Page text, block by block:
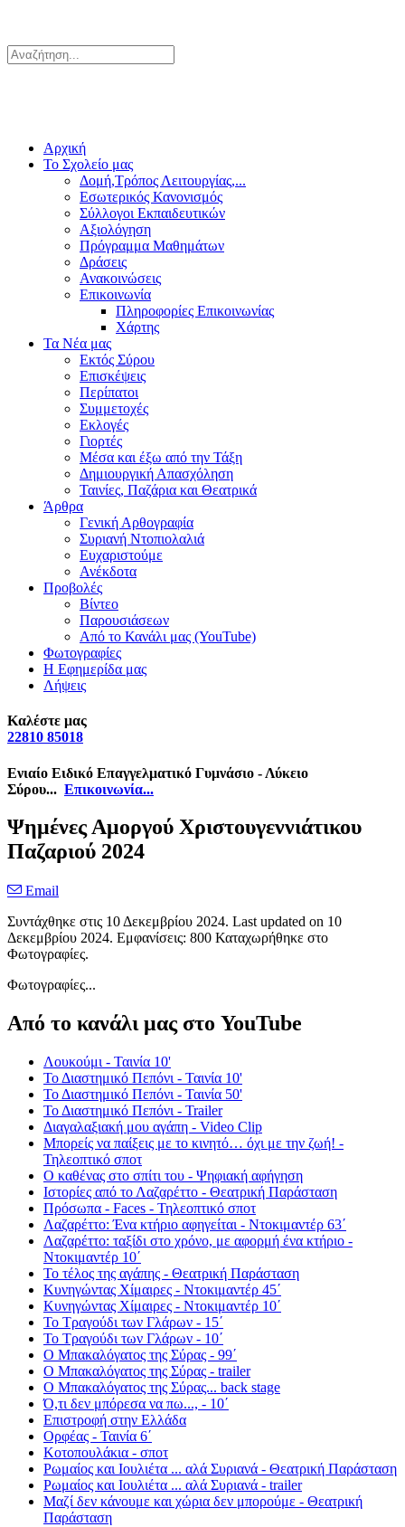
Αρχική
Το Σχολείο μας
Δομή,Τρόπος Λειτουργίας,...
Εσωτερικός Κανονισμός
Σύλλογοι Εκπαιδευτικών
Αξιολόγηση
Πρόγραμμα Μαθημάτων
Δράσεις
Ανακοινώσεις
Επικοινωνία
Πληροφορίες Επικοινωνίας
Χάρτης
Τα Νέα μας
Εκτός Σύρου
Επισκέψεις
Περίπατοι
Συμμετοχές
Εκλογές
Γιορτές
Μέσα και έξω από την Τάξη
Δημιουργική Απασχόληση
Ταινίες, Παζάρια και Θεατρικά
Άρθρα
Γενική Αρθογραφία
Συριανή Ντοπιολαλιά
Ευχαριστούμε
Ανέκδοτα
Προβολές
Βίντεο
Παρουσιάσεων
Από το Κανάλι μας (YouTube)
Φωτογραφίες
Η Εφημερίδα μας
Λήψεις
Καλέστε μας
22810 85018
Ενιαίο Ειδικό Επαγγελματικό Γυμνάσιο - Λύκειο
Σύρου... Επικοινωνία...
Ψημένες Αμοργού Χριστουγεννιάτικου
Παζαριού 2024
Email
Συντάχθηκε στις 10 Δεκεμβρίου 2024. Last updated on 10
Δεκεμβρίου 2024. Εμφανίσεις: 800 Καταχωρήθηκε στο
Φωτογραφίες.
Φωτογραφίες...
Από το κανάλι μας στο YouTube
Λουκούμι - Ταινία 10'
Το Διαστημικό Πεπόνι - Ταινία 10'
Το Διαστημικό Πεπόνι - Ταινία 50'
Το Διαστημικό Πεπόνι - Trailer
Διαγαλαξιακή μου αγάπη - Video Clip
Μπορείς να παίξεις με το κινητό… όχι με την ζωή! -
Τηλεοπτικό σποτ
Ο καθένας στο σπίτι του - Ψηφιακή αφήγηση
Ιστορίες από το Λαζαρέττο - Θεατρική Παράσταση
Πρόσωπα - Faces - Τηλεοπτικό σποτ
Λαζαρέττο: Ένα κτήριο αφηγείται - Ντοκιμαντέρ 63΄
Λαζαρέττο: ταξίδι στο χρόνο, με αφορμή ένα κτήριο -
Ντοκιμαντέρ 10΄
Το τέλος της αγάπης - Θεατρική Παράσταση
Κυνηγώντας Χίμαιρες - Ντοκιμαντέρ 45΄
Κυνηγώντας Χίμαιρες - Ντοκιμαντέρ 10΄
Το Τραγούδι των Γλάρων - 15΄
Το Τραγούδι των Γλάρων - 10΄
Ο Μπακαλόγατος της Σύρας - 99΄
Ο Μπακαλόγατος της Σύρας - trailer
Ο Μπακαλόγατος της Σύρας... back stage
Ό,τι δεν μπόρεσα να πω..., - 10΄
Επιστροφή στην Ελλάδα
Ορφέας - Ταινία 6΄
Κοτοπουλάκια - σποτ
Ρωμαίος και Ιουλιέτα ... αλά Συριανά - Θεατρική Παράσταση
Ρωμαίος και Ιουλιέτα ... αλά Συριανά - trailer
Μαζί δεν κάνουμε και χώρια δεν μπορούμε - Θεατρική
Παράσταση